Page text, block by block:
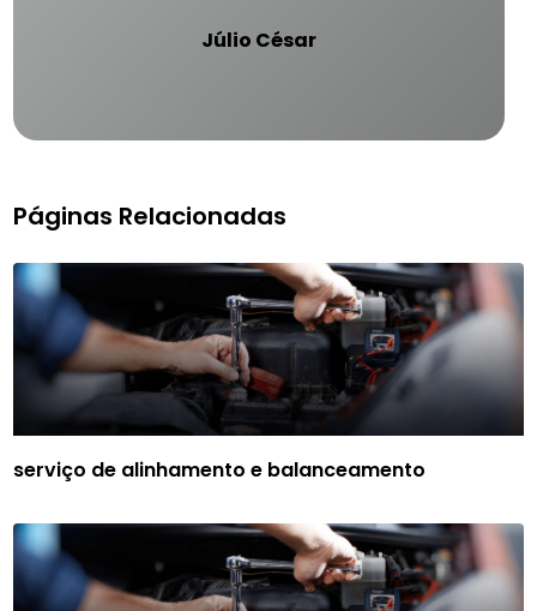
Júlio César
Páginas Relacionadas
serviço de alinhamento e balanceamento